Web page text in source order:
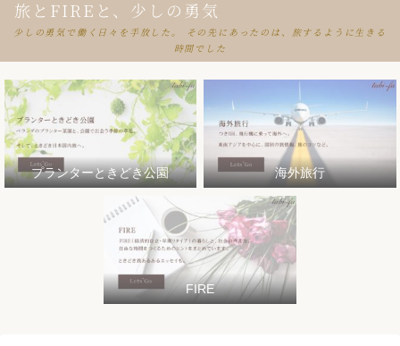
旅とFIREと、少しの勇気
少しの勇気で働く日々を手放した。 その先にあったのは、旅するように生きる
時間でした
プランターときどき公園 海外旅行
FIRE